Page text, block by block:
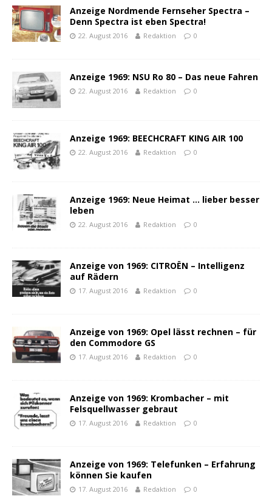
Anzeige Nordmende Fernseher Spectra –
Denn Spectra ist eben Spectra!
22. August 2016 Redaktion 0
Anzeige 1969: NSU Ro 80 – Das neue Fahren
22. August 2016 Redaktion 0
Anzeige 1969: BEECHCRAFT KING AIR 100
22. August 2016 Redaktion 0
Anzeige 1969: Neue Heimat … lieber besser
leben
22. August 2016 Redaktion 0
Anzeige von 1969: CITROËN – Intelligenz
auf Rädern
17. August 2016 Redaktion 0
Anzeige von 1969: Opel lässt rechnen – für
den Commodore GS
17. August 2016 Redaktion 0
Anzeige von 1969: Krombacher – mit
Felsquellwasser gebraut
17. August 2016 Redaktion 0
Anzeige von 1969: Telefunken – Erfahrung
können Sie kaufen
17. August 2016 Redaktion 0